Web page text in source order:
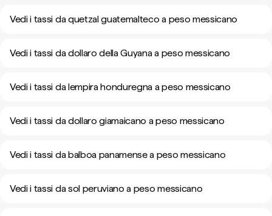
Vedi i tassi da quetzal guatemalteco a peso messicano
Vedi i tassi da dollaro della Guyana a peso messicano
Vedi i tassi da lempira honduregna a peso messicano
Vedi i tassi da dollaro giamaicano a peso messicano
Vedi i tassi da balboa panamense a peso messicano
Vedi i tassi da sol peruviano a peso messicano